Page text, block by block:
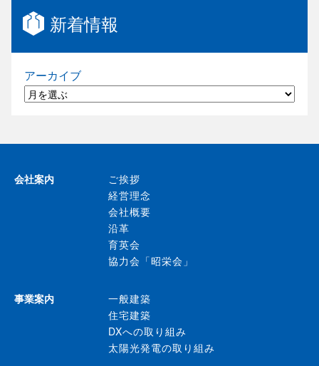
新着情報
アーカイブ
会社案内
ご挨拶
経営理念
会社概要
沿革
育英会
協力会「昭栄会」
事業案内
一般建築
住宅建築
DXへの取り組み
太陽光発電の取り組み